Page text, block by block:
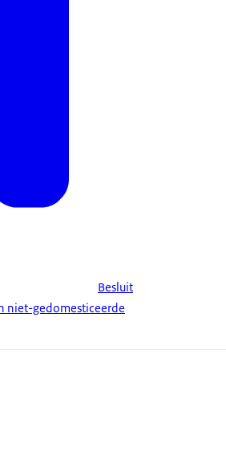
Besluit
niet-gedomesticeerde